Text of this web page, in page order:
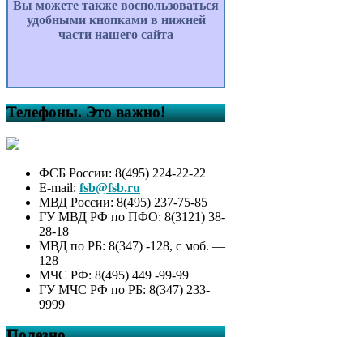
Вы можете также воспользоваться
удобными кнопками в нижней
части нашего сайта
Телефоны. Это важно!
ФСБ России: 8(495) 224-22-22
E-mail: fsb@fsb.ru
МВД России: 8(495) 237-75-85
ГУ МВД РФ по ПФО: 8(3121) 38-
28-18
МВД по РБ: 8(347) -128, с моб. —
128
МЧС РФ: 8(495) 449 -99-99
ГУ МЧС РФ по РБ: 8(347) 233-
9999